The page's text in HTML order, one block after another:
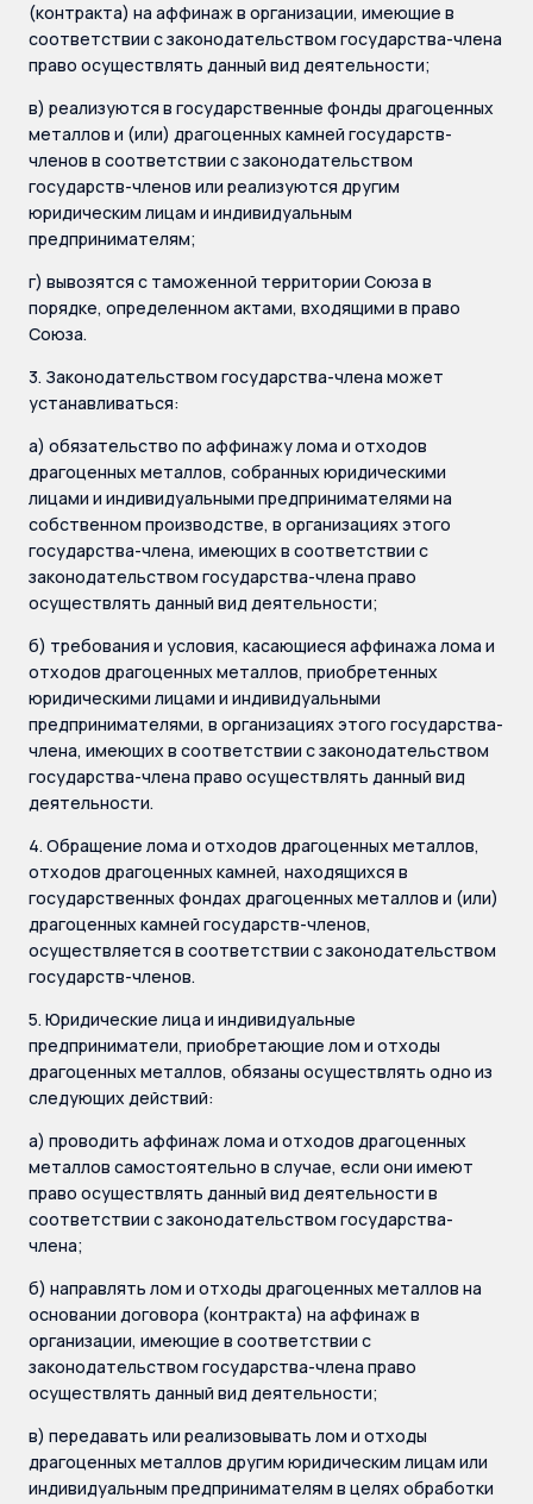
(контракта) на аффинаж в организации, имеющие в
соответствии с законодательством государства-члена
право осуществлять данный вид деятельности;
в) реализуются в государственные фонды драгоценных
металлов и (или) драгоценных камней государств-
членов в соответствии с законодательством
государств-членов или реализуются другим
юридическим лицам и индивидуальным
предпринимателям;
г) вывозятся с таможенной территории Союза в
порядке, определенном актами, входящими в право
Союза.
3. Законодательством государства-члена может
устанавливаться:
а) обязательство по аффинажу лома и отходов
драгоценных металлов, собранных юридическими
лицами и индивидуальными предпринимателями на
собственном производстве, в организациях этого
государства-члена, имеющих в соответствии с
законодательством государства-члена право
осуществлять данный вид деятельности;
б) требования и условия, касающиеся аффинажа лома и
отходов драгоценных металлов, приобретенных
юридическими лицами и индивидуальными
предпринимателями, в организациях этого государства-
члена, имеющих в соответствии с законодательством
государства-члена право осуществлять данный вид
деятельности.
4. Обращение лома и отходов драгоценных металлов,
отходов драгоценных камней, находящихся в
государственных фондах драгоценных металлов и (или)
драгоценных камней государств-членов,
осуществляется в соответствии с законодательством
государств-членов.
5. Юридические лица и индивидуальные
предприниматели, приобретающие лом и отходы
драгоценных металлов, обязаны осуществлять одно из
следующих действий:
а) проводить аффинаж лома и отходов драгоценных
металлов самостоятельно в случае, если они имеют
право осуществлять данный вид деятельности в
соответствии с законодательством государства-
члена;
б) направлять лом и отходы драгоценных металлов на
основании договора (контракта) на аффинаж в
организации, имеющие в соответствии с
законодательством государства-члена право
осуществлять данный вид деятельности;
в) передавать или реализовывать лом и отходы
драгоценных металлов другим юридическим лицам или
индивидуальным предпринимателям в целях обработки